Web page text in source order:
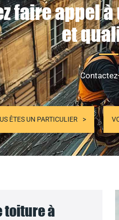
faire appel
et
ÊTES UN PARTICULIER
toiture à